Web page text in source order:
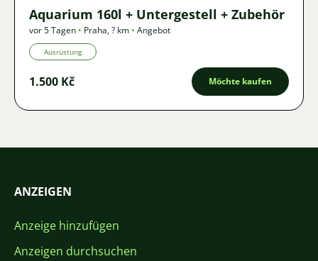
Aquarium 160l + Untergestell + Zubehör
vor 5 Tagen • Praha,? km • Angebot
Ausrüstung
1.500 Kč Möchte kaufen
ANZEIGEN
Anzeige hinzufügen
Anzeigen durchsuchen